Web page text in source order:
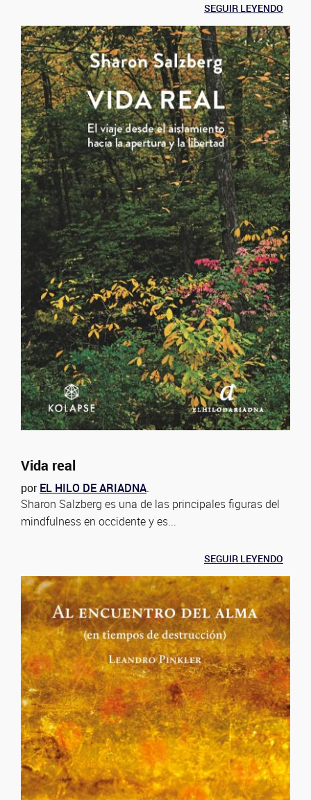
SEGUIR LEYENDO
Vida real
porEL HILO DE ARIADNA.
Sharon Salzberg es una de las principales figuras del
mindfulness en occidente y es...
SEGUIR LEYENDO